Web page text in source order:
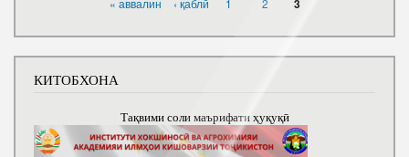
3
КИТОБХОНА
Тақвими соли маърифати ҳуқуқӣ